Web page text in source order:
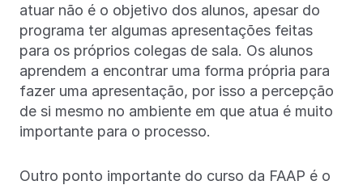
atuar não é o objetivo dos alunos, apesar do
programa ter algumas apresentações feitas
para os próprios colegas de sala. Os alunos
aprendem a encontrar uma forma própria para
fazer uma apresentação, por isso a percepção
de si mesmo no ambiente em que atua é muito
importante para o processo.
Outro ponto importante do curso da FAAP é o